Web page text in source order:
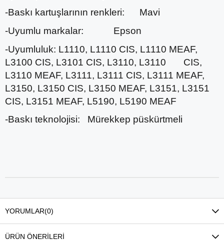
-Baskı kartuşlarının renkleri:
Mavi
-Uyumlu markalar:
Epson
-Uyumluluk: L1110, L1110 CIS, L1110 MEAF,
L3100 CIS, L3101 CIS, L3110, L3110
CIS,
L3110 MEAF, L3111, L3111 CIS, L3111 MEAF,
L3150, L3150 CIS, L3150 MEAF, L3151, L3151
CIS, L3151 MEAF, L5190, L5190 MEAF
-Baskı teknolojisi:
Mürekkep püskürtmeli
YORUMLAR(0)
ÜRÜN ÖNERILERI